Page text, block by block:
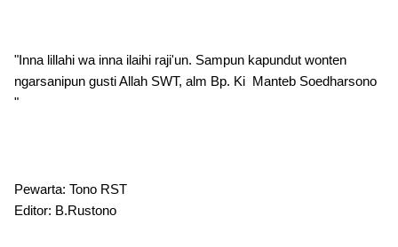
"Inna lillahi wa inna ilaihi raji'un. Sampun kapundut wonten
ngarsanipun gusti Allah SWT, alm Bp. Ki Manteb Soedharsono
"
Pewarta: Tono RST
Editor: B.Rustono